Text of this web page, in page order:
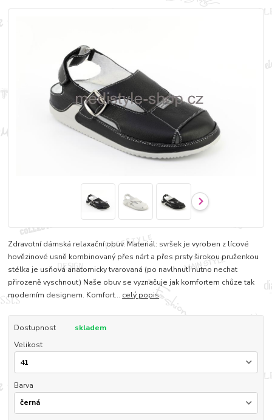
Zdravotní dámská relaxační obuv. Materiál: svršek je vyroben z lícové
hovězinové usně kombinovaný přes nárt a přes prsty širokou pruženkou
stélka je usňová anatomicky tvarovaná (po navlhnutí nutno nechat
přirozeně vyschnout) Naše obuv se vyznačuje jak komfortem chůze tak
moderním designem. Komfort... celý popis
Dostupnost
skladem
Velikost
Barva